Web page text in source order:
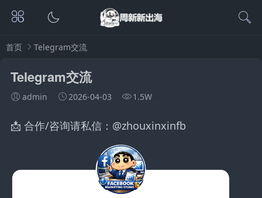
首页 Telegram交流
Telegram交流
admin 2026-04-03 1.5W
📩 合作/咨询请私信： @zhouxinxinfb